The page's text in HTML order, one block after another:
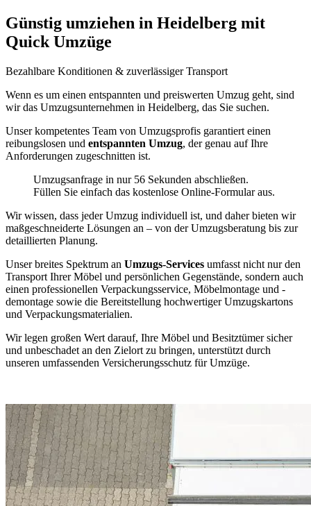
Günstig umziehen in Heidelberg mit
Quick Umzüge
Bezahlbare Konditionen & zuverlässiger Transport
Wenn es um einen entspannten und preiswerten Umzug geht, sind
wir das Umzugsunternehmen in Heidelberg, das Sie suchen.
Unser kompetentes Team von Umzugsprofis garantiert einen
reibungslosen und entspannten Umzug, der genau auf Ihre
Anforderungen zugeschnitten ist.
Umzugsanfrage in nur 56 Sekunden abschließen.
Füllen Sie einfach das kostenlose Online-Formular aus.
Wir wissen, dass jeder Umzug individuell ist, und daher bieten wir
maßgeschneiderte Lösungen an – von der Umzugsberatung bis zur
detaillierten Planung.
Unser breites Spektrum an Umzugs-Services umfasst nicht nur den
Transport Ihrer Möbel und persönlichen Gegenstände, sondern auch
einen professionellen Verpackungsservice, Möbelmontage und -
demontage sowie die Bereitstellung hochwertiger Umzugskartons
und Verpackungsmaterialien.
Wir legen großen Wert darauf, Ihre Möbel und Besitztümer sicher
und unbeschadet an den Zielort zu bringen, unterstützt durch
unseren umfassenden Versicherungsschutz für Umzüge.